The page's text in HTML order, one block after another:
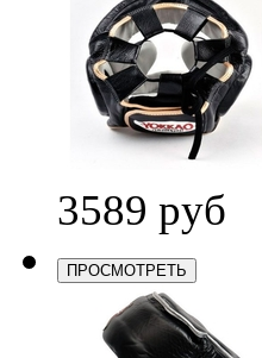
3589 руб
ПРОСМОТРЕТЬ